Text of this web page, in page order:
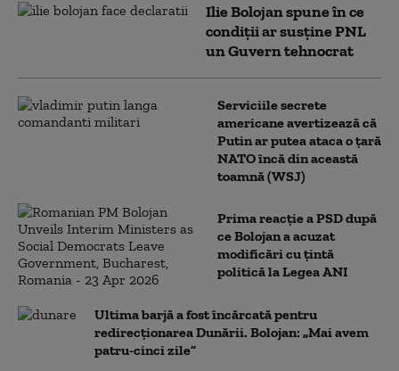
Ilie Bolojan spune în ce
condiții ar susține PNL
un Guvern tehnocrat
Serviciile secrete
americane avertizează că
Putin ar putea ataca o țară
NATO încă din această
toamnă (WSJ)
Prima reacție a PSD după
ce Bolojan a acuzat
modificări cu țintă
politică la Legea ANI
Ultima barjă a fost încărcată pentru
redirecționarea Dunării. Bolojan: „Mai avem
patru-cinci zile”